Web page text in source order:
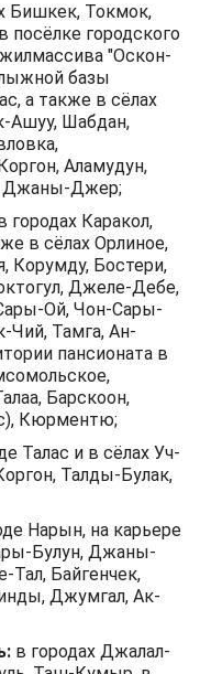
Бишкек, Токмок,
посёлке городского
"Оскон-
базы
а также в сёлах
Ашуу, Шабдан,
Аламудун,
Джаны-Джер;
городах Каракол,
в сёлах Орлиное,
Корумду, Бостери,
Джеле-Дебе,
Ой, Чон-Сары-
Чий, Тамга, Ан-
пансионата в
Барскоон,
Кюрментю;
Талас и в сёлах Уч-
Талды-Булак,
Нарын, на карьере
Булун, Джаны-
Тал, Байгенчек,
Джумгал, Ак-
в городах Джалал-